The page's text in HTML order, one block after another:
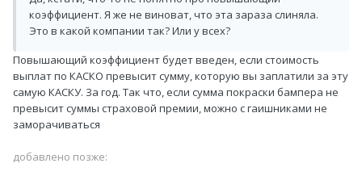
коэффициент. Я же не виноват, что эта зараза слиняла.
Это в какой компании так? Или у всех?
Повышающий коэффициент будет введен, если стоимость
выплат по КАСКО превысит сумму, которую вы заплатили за эту
самую КАСКУ. За год. Так что, если сумма покраски бампера не
превысит суммы страховой премии, можно с гаишниками не
заморачиваться
добавлено позже: